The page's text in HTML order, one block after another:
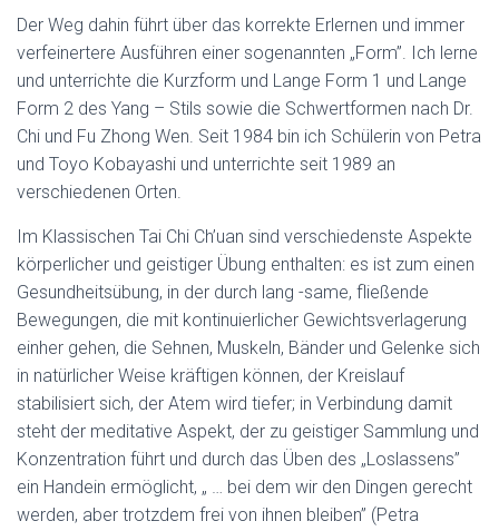
Der Weg dahin führt über das korrekte Erlernen und immer
verfeinertere Ausführen einer sogenannten „Form”. Ich lerne
und unterrichte die Kurzform und Lange Form 1 und Lange
Form 2 des Yang – Stils sowie die Schwertformen nach Dr.
Chi und Fu Zhong Wen. Seit 1984 bin ich Schülerin von Petra
und Toyo Kobayashi und unterrichte seit 1989 an
verschiedenen Orten.
Im Klassischen Tai Chi Ch’uan sind verschiedenste Aspekte
körperlicher und geistiger Übung enthalten: es ist zum einen
Gesundheitsübung, in der durch lang -same, fließende
Bewegungen, die mit kontinuierlicher Gewichtsverlagerung
einher gehen, die Sehnen, Muskeln, Bänder und Gelenke sich
in natürlicher Weise kräftigen können, der Kreislauf
stabilisiert sich, der Atem wird tiefer; in Verbindung damit
steht der meditative Aspekt, der zu geistiger Sammlung und
Konzentration führt und durch das Üben des „Loslassens”
ein Handein ermöglicht, „ … bei dem wir den Dingen gerecht
werden, aber trotzdem frei von ihnen bleiben” (Petra